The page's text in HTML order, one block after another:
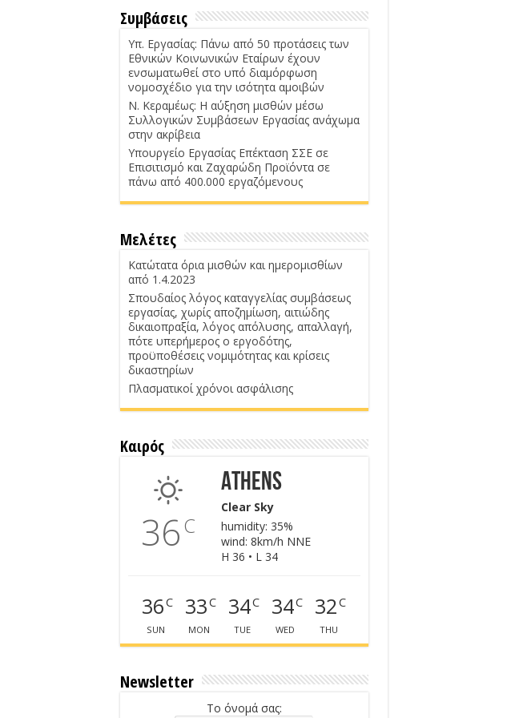
Συμβάσεις
Υπ. Εργασίας: Πάνω από 50 προτάσεις των
Εθνικών Κοινωνικών Εταίρων έχουν
ενσωματωθεί στο υπό διαμόρφωση
νομοσχέδιο για την ισότητα αμοιβών
Ν. Κεραμέως: Η αύξηση μισθών μέσω
Συλλογικών Συμβάσεων Εργασίας ανάχωμα
στην ακρίβεια
Υπουργείο Εργασίας Επέκταση ΣΣΕ σε
Επισιτισμό και Ζαχαρώδη Προϊόντα σε
πάνω από 400.000 εργαζόμενους
Μελέτες
Κατώτατα όρια μισθών και ημερομισθίων
από 1.4.2023
Σπουδαίος λόγος καταγγελίας συμβάσεως
εργασίας, χωρίς αποζημίωση, αιτιώδης
δικαιοπραξία, λόγος απόλυσης, απαλλαγή,
πότε υπερήμερος ο εργοδότης,
προϋποθέσεις νομιμότητας και κρίσεις
δικαστηρίων
Πλασματικοί χρόνοι ασφάλισης
Καιρός
36C
Athens
Clear Sky
humidity: 35%
wind: 8km/h NNE
H 36 • L 34
36C
SUN
33C
MON
34C
TUE
34C
WED
32C
THU
Newsletter
Το όνομά σας: